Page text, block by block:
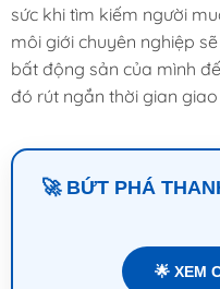
sức khi tìm kiếm người
môi giới chuyên nghiệp
bất động sản của mình
đó rút ngắn thời gian giao
🚀 BỨT PHÁ
🌟 XEM